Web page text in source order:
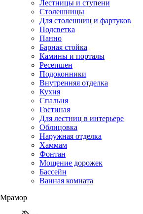
Лестницы и ступени
Столешницы
Для столешниц и фартуков
Подсветка
Панно
Барная стойка
Камины и порталы
Ресепшен
Подоконники
Внутренняя отделка
Кухня
Спальня
Гостиная
Для лестниц в интерьере
Облицовка
Наружная отделка
Хаммам
Фонтан
Мощение дорожек
Бассейн
Ванная комната
Мрамор